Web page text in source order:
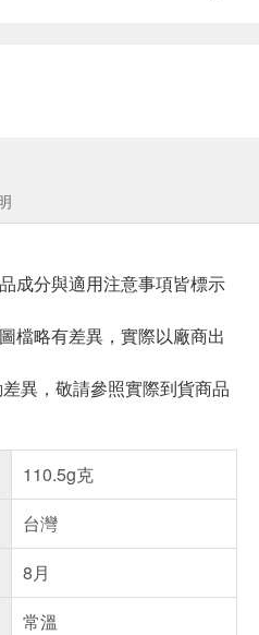
成分與適用注意事項皆標示
檔略有差異，實際以廠商出
異，敬請參照實際到貨商品
110.5g克
台灣
8月
常溫